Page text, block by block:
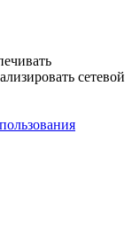
сетевой